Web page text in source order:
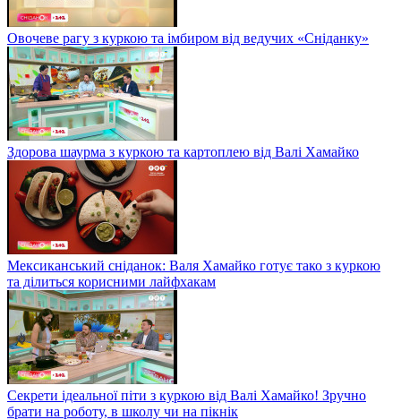
Овочеве рагу з куркою та імбиром від ведучих «Сніданку»
Здорова шаурма з куркою та картоплею від Валі Хамайко
Мексиканський сніданок: Валя Хамайко готує тако з куркою
та ділиться корисними лайфхакам
Секрети ідеальної піти з куркою від Валі Хамайко! Зручно
брати на роботу, в школу чи на пікнік